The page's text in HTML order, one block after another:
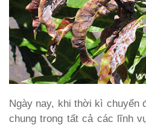
Ngày nay, khi thời kì chuyển
chung trong tất cả các lĩnh